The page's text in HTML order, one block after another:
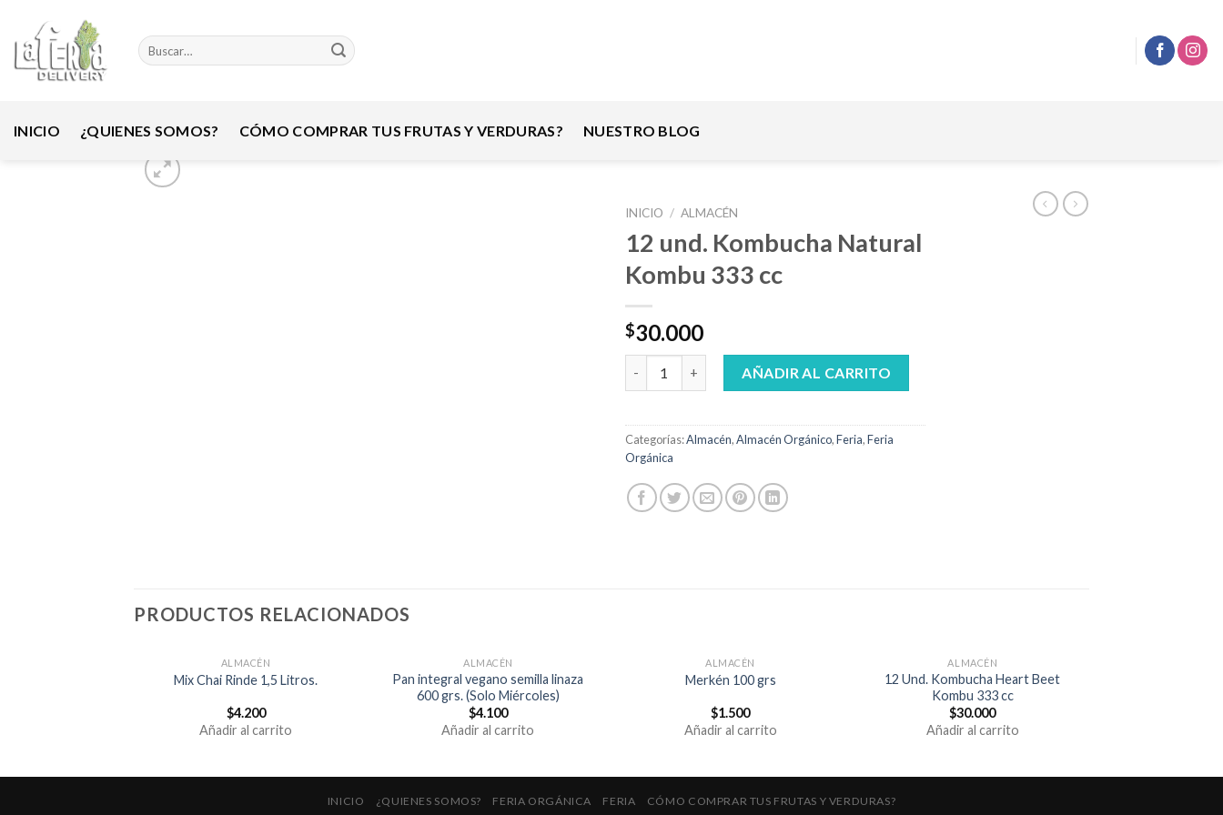
content
Buscar
por:
INICIO ¿QUIENES SOMOS? CÓMO COMPRAR TUS FRUTAS Y VERDURAS? NUESTRO BLOG
INICIO / ALMACÉN
12 und. Kombucha Natural
Kombu 333 cc
$30.000
12 und. Kombucha Natural Kombu 333 cc cantidad
AÑADIR AL CARRITO
Categorías:Almacén,Almacén Orgánico,Feria,Feria
Orgánica
PRODUCTOS RELACIONADOS
ALMACÉN
Mix Chai Rinde 1,5 Litros.
$4.200
Añadir al carrito
ALMACÉN
Pan integral vegano semilla linaza
600 grs. (Solo Miércoles)
$4.100
Añadir al carrito
ALMACÉN
Merkén 100 grs
$1.500
Añadir al carrito
ALMACÉN
12 Und. Kombucha Heart Beet
Kombu 333 cc
$30.000
Añadir al carrito
INICIO ¿QUIENES SOMOS? FERIA ORGÁNICA FERIA CÓMO COMPRAR TUS FRUTAS Y VERDURAS?